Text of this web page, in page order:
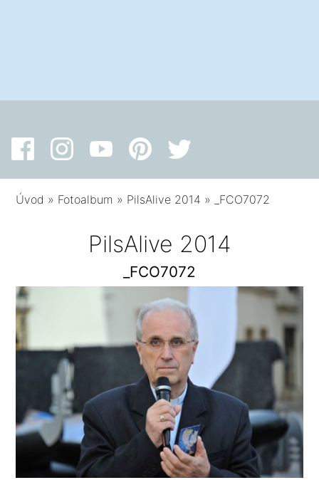
Úvod » Fotoalbum » PilsAlive 2014 » _FCO7072
PilsAlive 2014
_FCO7072